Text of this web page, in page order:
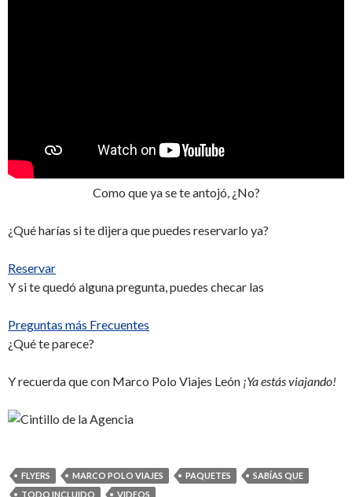
Como que ya se te antojó, ¿No?
¿Qué harías si te dijera que puedes reservarlo ya?
Reservar
Y si te quedó alguna pregunta, puedes checar las
Preguntas más Frecuentes
¿Qué te parece?
Y recuerda que con Marco Polo Viajes León ¡Ya estás viajando!
FLYERS MARCO POLO VIAJES PAQUETES
SABÍAS QUE
TODO INCLUIDO
VIDEOS